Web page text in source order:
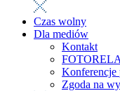
Czas wolny
Dla mediów
Kontakt
Konferencje
Zgoda na